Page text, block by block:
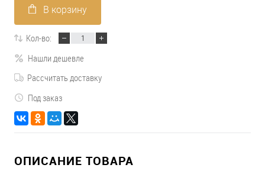
В корзину
Кол-во:
Нашли дешевле
Рассчитать доставку
Под заказ
ОПИСАНИЕ ТОВАРА